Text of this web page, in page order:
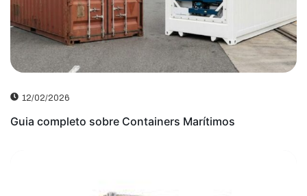
12/02/2026
Guia completo sobre Containers Marítimos